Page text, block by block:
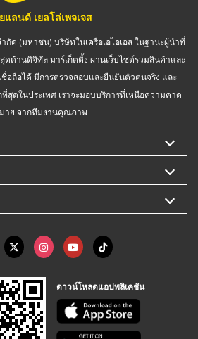
แลนด์ เยลโล่เพจเจส
กัด (มหาชน) บริษัทในเครือเอไอเอส ในฐานะผู้นำที่
ด้านดิจิทัล มาร์เก็ตติ้ง ผ่านเว็บไซต์รวมสินค้าและ
ชื่อถือได้ มีการตรวจสอบและยืนยันตัวตนจริง และ
ดในประเทศ เราจะมอบบริการที่เหนือความคาด
าย จากทีมงานคุณภาพ
ดาวน์โหลดแอปพลิเคชัน